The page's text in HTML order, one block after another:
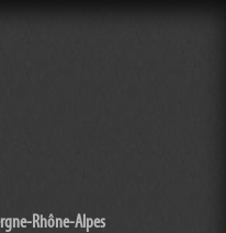
Rhône-Alpes